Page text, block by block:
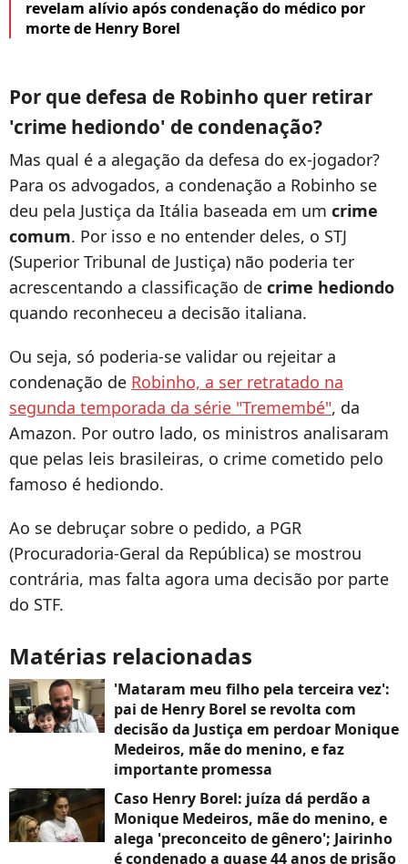
revelam alívio após condenação do médico por
morte de Henry Borel
Por que defesa de Robinho quer retirar
'crime hediondo' de condenação?
Mas qual é a alegação da defesa do ex-jogador?
Para os advogados, a condenação a Robinho se
deu pela Justiça da Itália baseada em um crime
comum. Por isso e no entender deles, o STJ
(Superior Tribunal de Justiça) não poderia ter
acrescentando a classificação de crime hediondo
quando reconheceu a decisão italiana.
Ou seja, só poderia-se validar ou rejeitar a
condenação de Robinho, a ser retratado na
segunda temporada da série "Tremembé", da
Amazon. Por outro lado, os ministros analisaram
que pelas leis brasileiras, o crime cometido pelo
famoso é hediondo.
Ao se debruçar sobre o pedido, a PGR
(Procuradoria-Geral da República) se mostrou
contrária, mas falta agora uma decisão por parte
do STF.
Matérias relacionadas
'Mataram meu filho pela terceira vez':
pai de Henry Borel se revolta com
decisão da Justiça em perdoar Monique
Medeiros, mãe do menino, e faz
importante promessa
Caso Henry Borel: juíza dá perdão a
Monique Medeiros, mãe do menino, e
alega 'preconceito de gênero'; Jairinho
é condenado a quase 44 anos de prisão